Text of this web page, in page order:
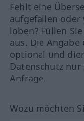
Fehlt eine
aufgefallen oder
loben? Füllen
aus. Die Angabe
optional und
Datenschutz
Anfrage.
Wozu möchten